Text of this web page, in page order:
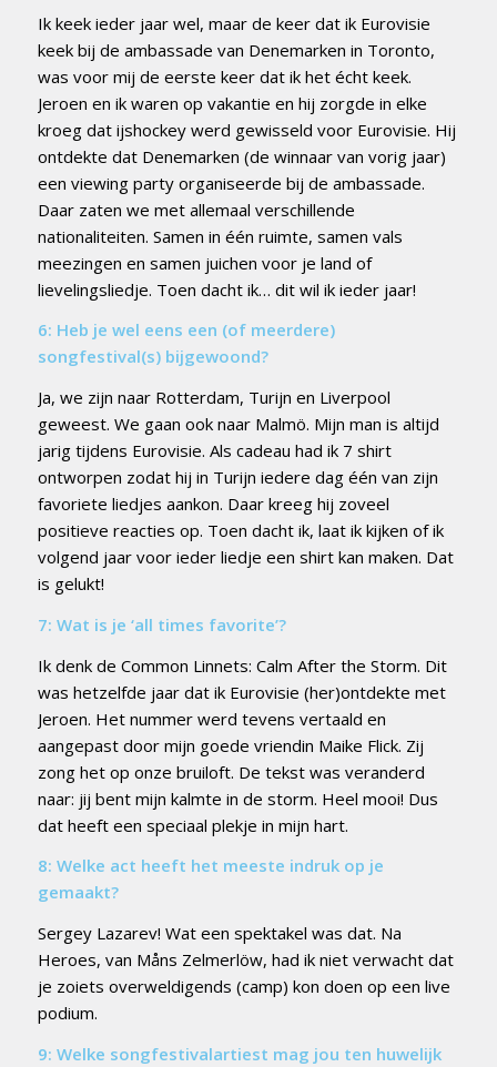
Ik keek ieder jaar wel, maar de keer dat ik Eurovisie
keek bij de ambassade van Denemarken in Toronto,
was voor mij de eerste keer dat ik het écht keek.
Jeroen en ik waren op vakantie en hij zorgde in elke
kroeg dat ijshockey werd gewisseld voor Eurovisie. Hij
ontdekte dat Denemarken (de winnaar van vorig jaar)
een viewing party organiseerde bij de ambassade.
Daar zaten we met allemaal verschillende
nationaliteiten. Samen in één ruimte, samen vals
meezingen en samen juichen voor je land of
lievelingsliedje. Toen dacht ik… dit wil ik ieder jaar!
6: Heb je wel eens een (of meerdere)
songfestival(s) bijgewoond?
Ja, we zijn naar Rotterdam, Turijn en Liverpool
geweest. We gaan ook naar Malmö. Mijn man is altijd
jarig tijdens Eurovisie. Als cadeau had ik 7 shirt
ontworpen zodat hij in Turijn iedere dag één van zijn
favoriete liedjes aankon. Daar kreeg hij zoveel
positieve reacties op. Toen dacht ik, laat ik kijken of ik
volgend jaar voor ieder liedje een shirt kan maken. Dat
is gelukt!
7: Wat is je ‘all times favorite’?
Ik denk de Common Linnets: Calm After the Storm. Dit
was hetzelfde jaar dat ik Eurovisie (her)ontdekte met
Jeroen. Het nummer werd tevens vertaald en
aangepast door mijn goede vriendin Maike Flick. Zij
zong het op onze bruiloft. De tekst was veranderd
naar: jij bent mijn kalmte in de storm. Heel mooi! Dus
dat heeft een speciaal plekje in mijn hart.
8: Welke act heeft het meeste indruk op je
gemaakt?
Sergey Lazarev! Wat een spektakel was dat. Na
Heroes, van Måns Zelmerlöw, had ik niet verwacht dat
je zoiets overweldigends (camp) kon doen op een live
podium.
9: Welke songfestivalartiest mag jou ten huwelijk